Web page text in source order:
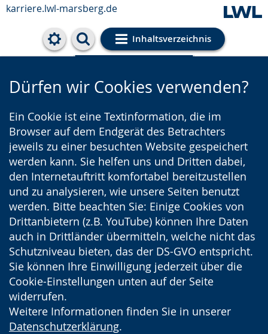
karriere.lwl-marsberg.de
Inhaltsverzeichnis
Cookie-Einstellungen
Dürfen wir Cookies verwenden?
Ein Cookie ist eine Textinformation, die im
Browser auf dem Endgerät des Betrachters
jeweils zu einer besuchten Website gespeichert
werden kann. Sie helfen uns und Dritten dabei,
den Internetauftritt komfortabel bereitzustellen
und zu analysieren, wie unsere Seiten benutzt
werden. Bitte beachten Sie: Einige Cookies von
Drittanbietern (z.B. YouTube) können Ihre Daten
auch in Drittländer übermitteln, welche nicht das
Schutzniveau bieten, das der DS-GVO entspricht.
Sie können Ihre Einwilligung jederzeit über die
Cookie-Einstellungen unten auf der Seite
widerrufen.
Weitere Informationen finden Sie in unserer
Datenschutzerklärung.